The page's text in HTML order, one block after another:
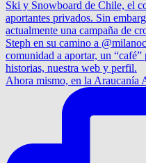
Ahora mismo, en la Araucanía